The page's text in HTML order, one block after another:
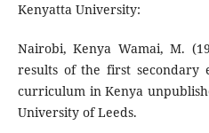
Kenyatta University:
Nairobi, Kenya Wamai, M.
results of the first secondary
curriculum in Kenya
University of Leeds.